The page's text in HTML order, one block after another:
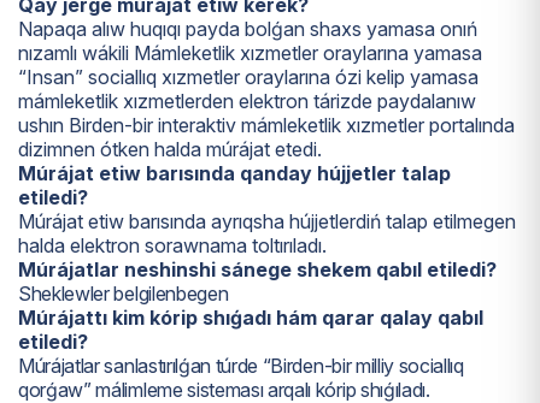
Qay jerge múrájat etiw kerek?
Napaqa alıw huqıqı payda bolǵan shaxs yamasa onıń
nızamlı wákili Mámleketlik xızmetler oraylarına yamasa
“Insan” sociallıq xızmetler oraylarına ózi kelip yamasa
mámleketlik xızmetlerden elektron tárizde paydalanıw
ushın Birden-bir interaktiv mámleketlik xızmetler portalında
dizimnen ótken halda múrájat etedi.
Múrájat etiw barısında qanday hújjetler talap
etiledi?
Múrájat etiw barısında ayrıqsha hújjetlerdiń talap etilmegen
halda elektron sorawnama toltırıladı.
Múrájatlar neshinshi sánege shekem qabıl etiledi?
Sheklewler belgilenbegen
Múrájattı kim kórip shıǵadı hám qarar qalay qabıl
etiledi?
Múrájatlar sanlastırılǵan túrde “Birden-bir milliy sociallıq
qorǵaw” málimleme sisteması arqalı kórip shıǵıladı.